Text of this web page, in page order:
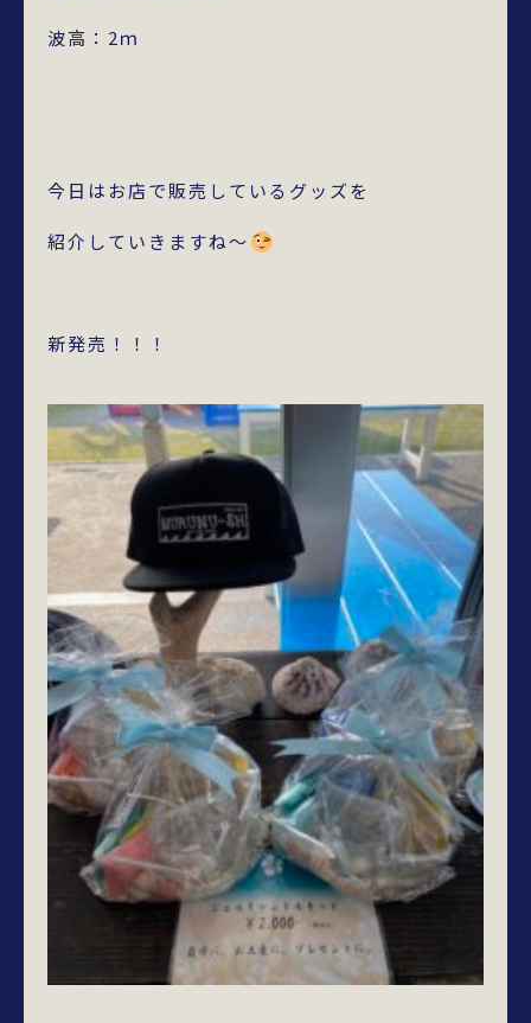
波高：2ｍ
今日はお店で販売しているグッズを
紹介していきますね～
新発売！！！